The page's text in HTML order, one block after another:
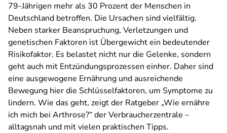
79-Jährigen mehr als 30 Prozent der Menschen in
Deutschland betroffen. Die Ursachen sind vielfältig.
Neben starker Beanspruchung, Verletzungen und
genetischen Faktoren ist Übergewicht ein bedeutender
Risikofaktor. Es belastet nicht nur die Gelenke, sondern
geht auch mit Entzündungsprozessen einher. Daher sind
eine ausgewogene Ernährung und ausreichende
Bewegung hier die Schlüsselfaktoren, um Symptome zu
lindern. Wie das geht, zeigt der Ratgeber „Wie ernähre
ich mich bei Arthrose?“ der Verbraucherzentrale –
alltagsnah und mit vielen praktischen Tipps.